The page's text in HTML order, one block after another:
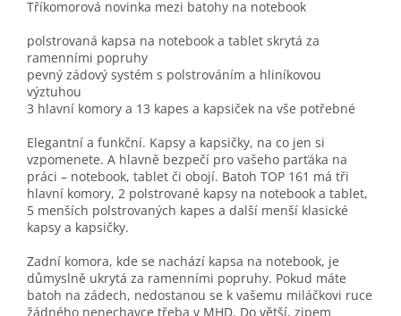
Tříkomorová novinka mezi batohy na notebook
polstrovaná kapsa na notebook a tablet skrytá za
ramenními popruhy
pevný zádový systém s polstrováním a hliníkovou
výztuhou
3 hlavní komory a 13 kapes a kapsiček na vše potřebné
Elegantní a funkční. Kapsy a kapsičky, na co jen si
vzpomenete. A hlavně bezpečí pro vašeho parťáka na
práci – notebook, tablet či obojí. Batoh TOP 161 má tři
hlavní komory, 2 polstrované kapsy na notebook a tablet,
5 menších polstrovaných kapes a další menší klasické
kapsy a kapsičky.
Zadní komora, kde se nachází kapsa na notebook, je
důmyslně ukrytá za ramenními popruhy. Pokud máte
batoh na zádech, nedostanou se k vašemu miláčkovi ruce
žádného nenechavce třeba v MHD. Do větší, zipem